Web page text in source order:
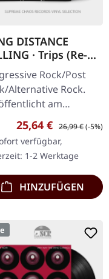
DISTANCE
· Trips (Re-
| WHITE 2LP
Rock/Post
Alternative Rock.
am
auf
Records. Re-
als weißes
Vinyl mit Etching…
Verkaufspreis:
25,64 € Regulärer
26,99 €(-5%)
verfügbar,
1-2 Werktage
HINZUFÜGEN